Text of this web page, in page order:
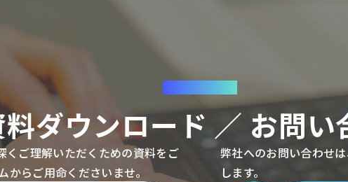
ダウンロード ／ お問い
くご理解いただくための資料をご
からご用命くださいませ。
弊社へのお問い合わせ
します。